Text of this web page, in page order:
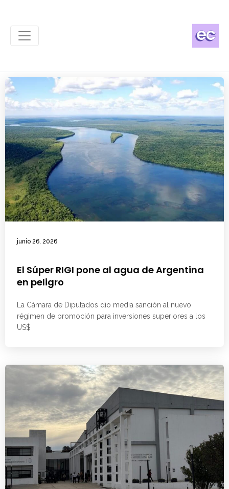
junio 26, 2026
El Súper RIGI pone al agua de Argentina
en peligro
La Cámara de Diputados dio media sanción al nuevo
régimen de promoción para inversiones superiores a los
US$